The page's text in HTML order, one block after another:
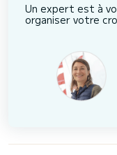
Un expert est à
organiser votre